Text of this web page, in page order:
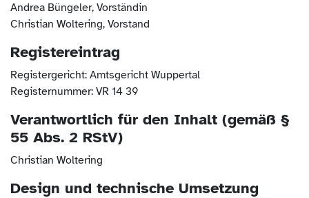
Andrea Büngeler, Vorständin
Christian Woltering, Vorstand
Registereintrag
Registergericht: Amtsgericht Wuppertal
Registernummer: VR 14 39
Verantwortlich für den Inhalt (gemäß §
55 Abs. 2 RStV)
Christian Woltering
Design und technische Umsetzung